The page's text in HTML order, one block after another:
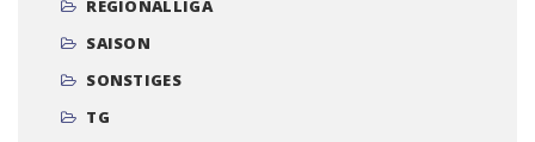
REGIONALLIGA
SAISON
SONSTIGES
TG